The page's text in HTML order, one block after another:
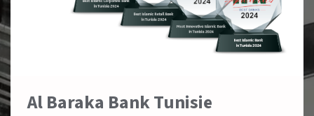
Al Baraka Bank Tunisie